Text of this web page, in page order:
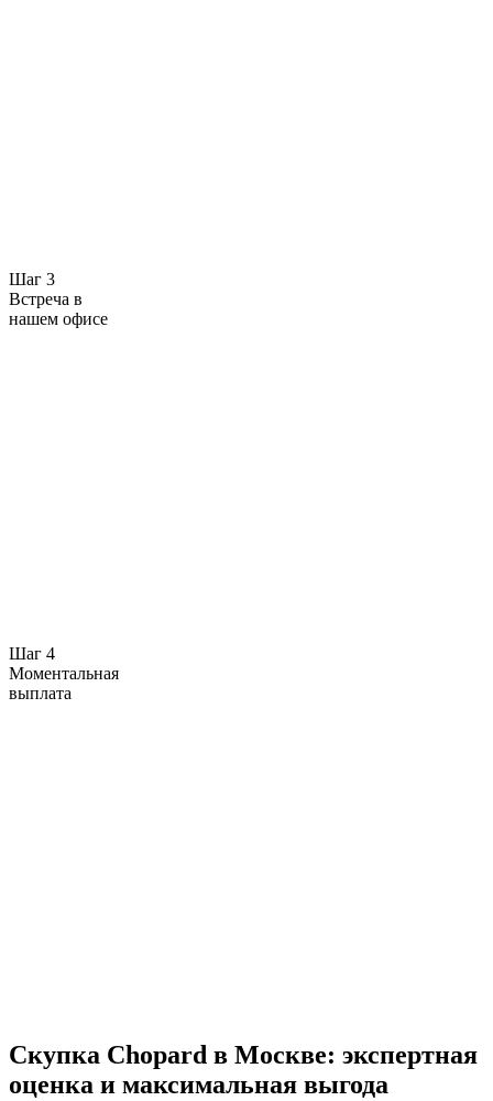
Шаг 3
Встреча в
нашем офисе
Шаг 4
Моментальная
выплата
Скупка Chopard в Москве: экспертная
оценка и максимальная выгода